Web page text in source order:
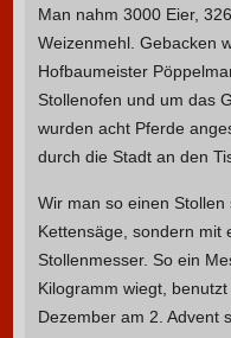
Man nahm 3000 Eier,
Weizenmehl. Gebacken
Hofbaumeister
Stollenofen und um das
wurden acht Pferde
durch die Stadt an den
Wir man so einen
Kettensäge, sondern mit
Stollenmesser. So ein
Kilogramm wiegt,
Dezember am 2. Advent